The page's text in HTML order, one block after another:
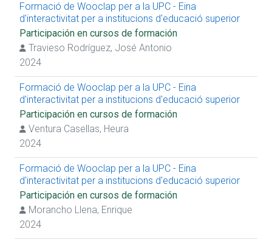
Formació de Wooclap per a la UPC - Eina
d'interactivitat per a institucions d'educació superior
Participación en cursos de formación
Travieso Rodríguez, José Antonio
2024
Formació de Wooclap per a la UPC - Eina
d'interactivitat per a institucions d'educació superior
Participación en cursos de formación
Ventura Casellas, Heura
2024
Formació de Wooclap per a la UPC - Eina
d'interactivitat per a institucions d'educació superior
Participación en cursos de formación
Morancho Llena, Enrique
2024